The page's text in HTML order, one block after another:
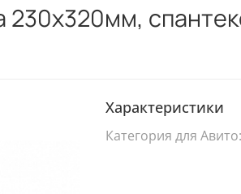
230х320мм,
Характеристики
Категория для Авито: